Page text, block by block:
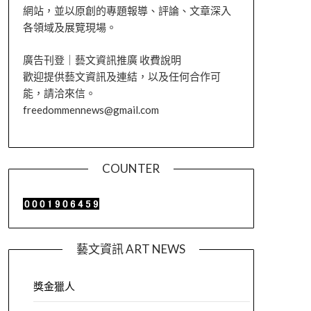
網站，並以原創的專題報導、評論、文章深入
各領域及展覽現場。
廣告刊登｜藝文資訊推廣 收費說明
歡迎提供藝文資訊及連結，以及任何合作可
能，請洽來信。
freedommennews@gmail.com
COUNTER
藝文資訊 ART NEWS
獎金獵人